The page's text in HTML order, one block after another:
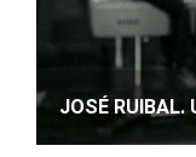
JOSÉ RUIBAL.